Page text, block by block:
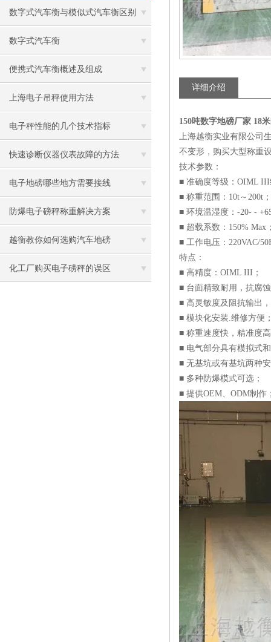
数字式汽车衡与模似式汽车衡区别
数字式汽车衡
便携式汽车衡概述及组成
上海电子吊秤使用方法
电子秤性能的几个技术指标
快速诊断仪器仪表故障的方法
电子地磅哪些地方需要接线
防爆电子磅秤称重解决方案
越衡教你如何选购汽车地磅
化工厂购买电子磅秤的误区
详细介绍
150吨数字地磅厂家 18
上海越衡实业有限公司
不变形，购买大型称重
技术参数：
■ 准确度等级：OIML III
■ 称重范围：10t～200t；
■ 环境温湿度：-20- -
■ 超载系数：150% Max
■ 工作电压：220VAC/
特点：
■ 高精度：OIML III；
■ 台面精致耐用，抗腐
■ 高灵敏度及阻抗输出
■ 模块化安装.维修方便
■ 称重速度快，精准度
■ 电气部分具有模拟式
■ 无基坑或有基坑两种
■ 多种防爆模式可选；
■ 提供OEM、ODM制作